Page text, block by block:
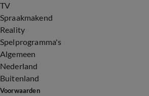
TV
Spraakmakend
Reality
Spelprogramma's
Algemeen
Nederland
Buitenland
Voorwaarden